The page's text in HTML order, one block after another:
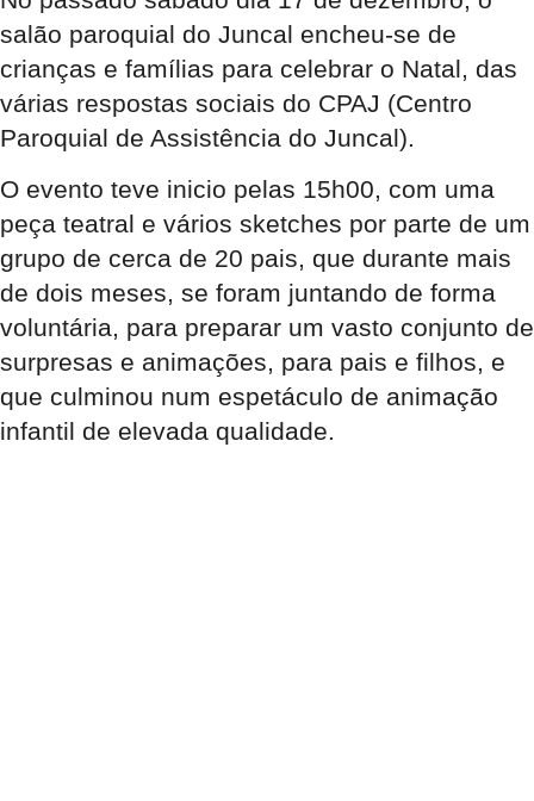
salão paroquial do Juncal encheu-se de
crianças e famílias para celebrar o Natal, das
várias respostas sociais do CPAJ (Centro
Paroquial de Assistência do Juncal).
O evento teve inicio pelas 15h00, com uma
peça teatral e vários sketches por parte de um
grupo de cerca de 20 pais, que durante mais
de dois meses, se foram juntando de forma
voluntária, para preparar um vasto conjunto de
surpresas e animações, para pais e filhos, e
que culminou num espetáculo de animação
infantil de elevada qualidade.